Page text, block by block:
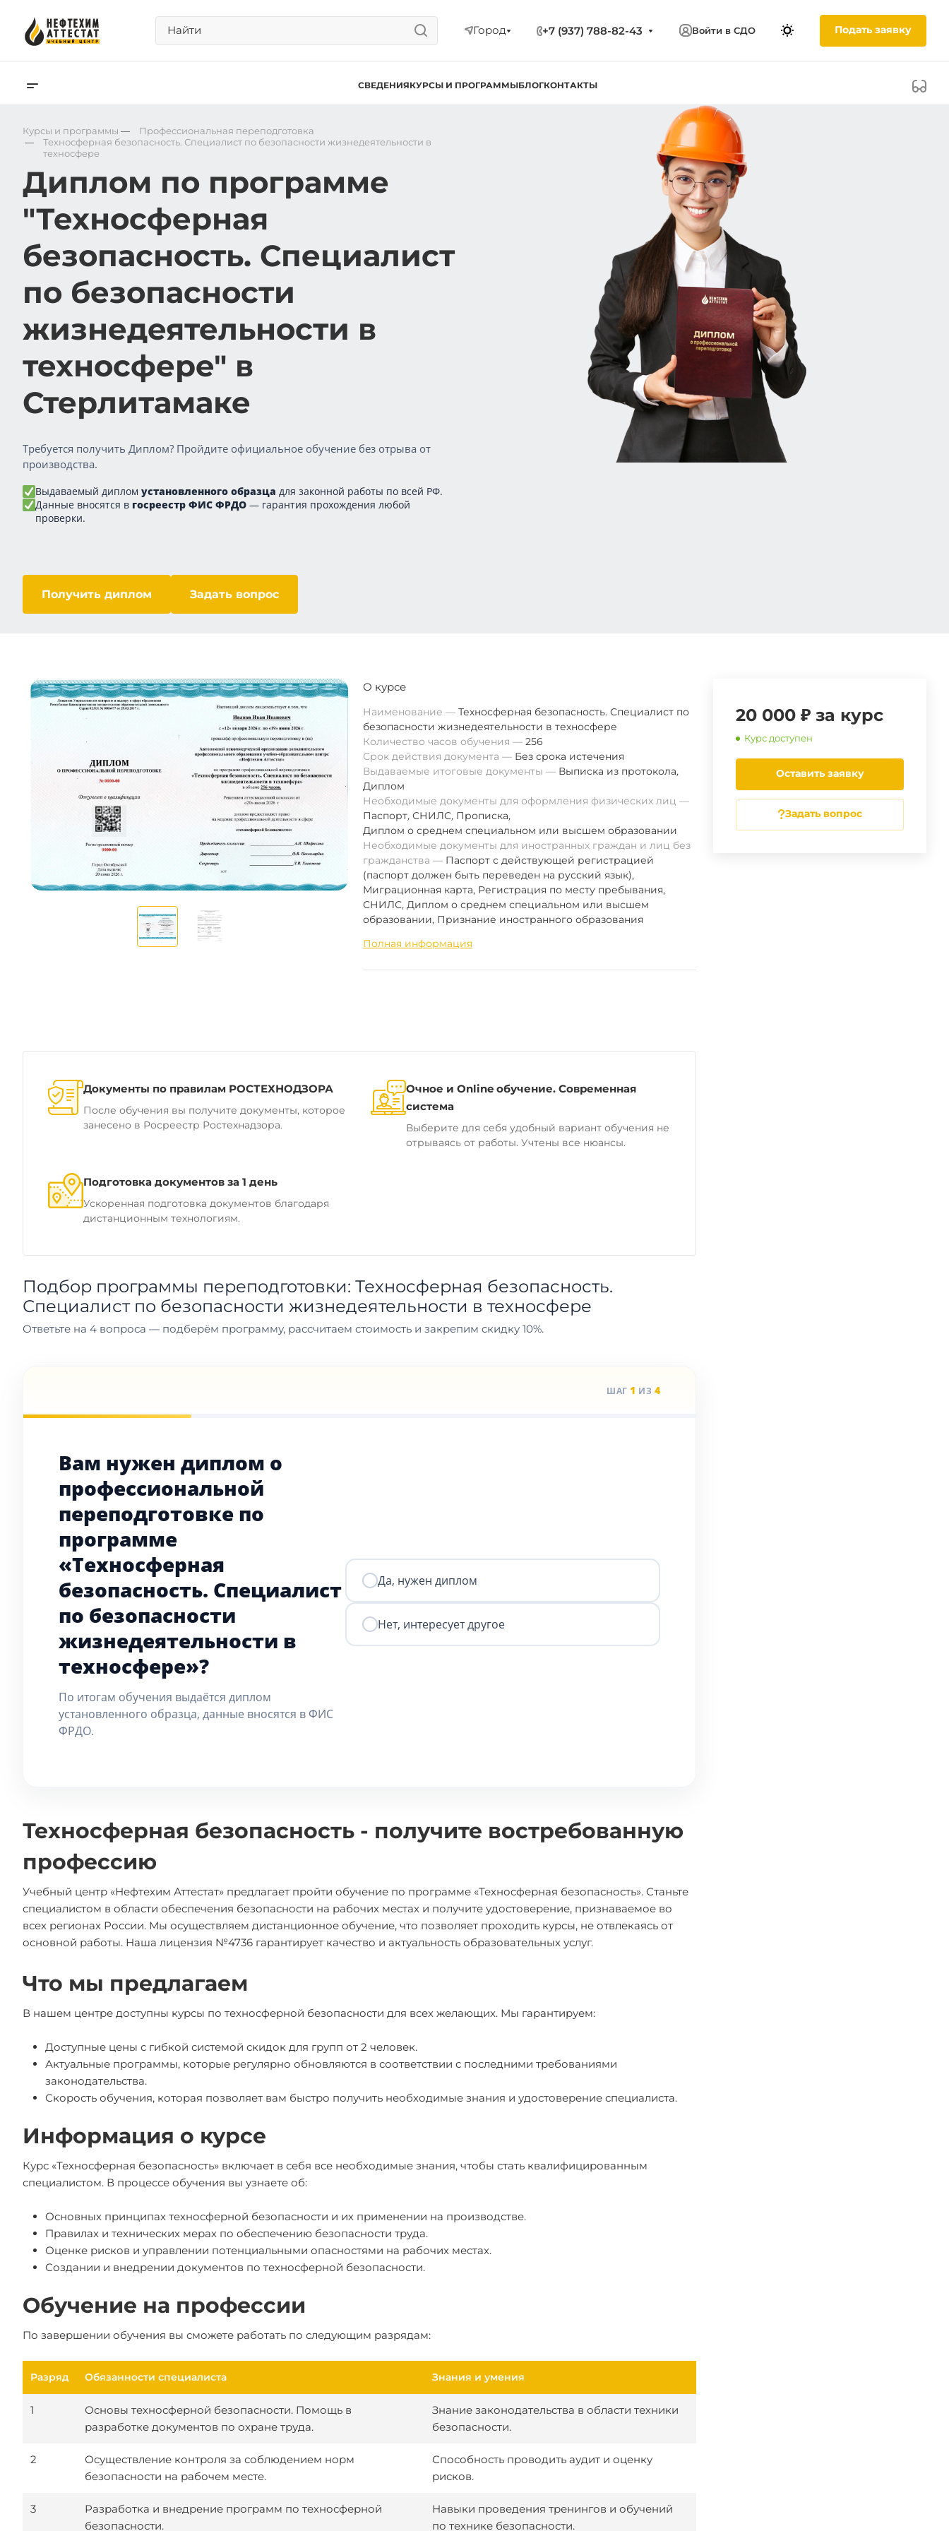
Город +7 (937) 788-82-43 Войти в СДО Подать заявку
СВЕДЕНИЯКУРСЫ И ПРОГРАММЫБЛОГКОНТАКТЫ
Курсы и программы —
Профессиональная переподготовка
—
Техносферная безопасность. Специалист по безопасности жизнедеятельности в
техносфере
Диплом по программе
"Техносферная
безопасность. Специалист
по безопасности
жизнедеятельности в
техносфере" в
Стерлитамаке
Требуется получить Диплом? Пройдите официальное обучение без отрыва от
производства.
Выдаваемый диплом установленного образца для законной работы по всей РФ.
Данные вносятся в госреестр ФИС ФРДО — гарантия прохождения любой
проверки.
Получить диплом Задать вопрос
20 000 ₽ за курс
Курс доступен
Оставить заявку
Задать вопрос
О курсе
Наименование
Техносферная безопасность. Специалист по
безопасности жизнедеятельности в техносфере
Количество часов обучения
256
Срок действия документа
Без срока истечения
Выдаваемые итоговые документы
Выписка из протокола,
Диплом
Необходимые документы для оформления физических лиц
Паспорт, СНИЛС, Прописка,
Диплом о среднем специальном или высшем образовании
Необходимые документы для иностранных граждан и лиц без
гражданства
Паспорт с действующей регистрацией
(паспорт должен быть переведен на русский язык),
Миграционная карта, Регистрация по месту пребывания,
СНИЛС, Диплом о среднем специальном или высшем
образовании, Признание иностранного образования
Полная информация
Документы по правилам РОСТЕХНОДЗОРА
После обучения вы получите документы, которое
занесено в Росреестр Ростехнадзора.
Очное и Online обучение. Современная
система
Выберите для себя удобный вариант обучения не
отрываясь от работы. Учтены все нюансы.
Подготовка документов за 1 день
Ускоренная подготовка документов благодаря
дистанционным технологиям.
Подбор программы переподготовки: Техносферная безопасность.
Специалист по безопасности жизнедеятельности в техносфере
Ответьте на 4 вопроса — подберём программу, рассчитаем стоимость и закрепим скидку 10%.
ШАГ 1 ИЗ 4
Вам нужен диплом о
профессиональной
переподготовке по
программе
«Техносферная
безопасность. Специалист
по безопасности
жизнедеятельности в
техносфере»?
По итогам обучения выдаётся диплом
установленного образца, данные вносятся в ФИС
ФРДО.
Да, нужен диплом
Нет, интересует другое
Техносферная безопасность - получите востребованную
профессию
Учебный центр «Нефтехим Аттестат» предлагает пройти обучение по программе «Техносферная безопасность». Станьте
специалистом в области обеспечения безопасности на рабочих местах и получите удостоверение, признаваемое во
всех регионах России. Мы осуществляем дистанционное обучение, что позволяет проходить курсы, не отвлекаясь от
основной работы. Наша лицензия №4736 гарантирует качество и актуальность образовательных услуг.
Что мы предлагаем
В нашем центре доступны курсы по техносферной безопасности для всех желающих. Мы гарантируем:
Доступные цены с гибкой системой скидок для групп от 2 человек.
Актуальные программы, которые регулярно обновляются в соответствии с последними требованиями
законодательства.
Скорость обучения, которая позволяет вам быстро получить необходимые знания и удостоверение специалиста.
Информация о курсе
Курс «Техносферная безопасность» включает в себя все необходимые знания, чтобы стать квалифицированным
специалистом. В процессе обучения вы узнаете об:
Основных принципах техносферной безопасности и их применении на производстве.
Правилах и технических мерах по обеспечению безопасности труда.
Оценке рисков и управлении потенциальными опасностями на рабочих местах.
Создании и внедрении документов по техносферной безопасности.
Обучение на профессии
По завершении обучения вы сможете работать по следующим разрядам:
Разряд Обязанности специалиста Знания и умения
1
Основы техносферной безопасности. Помощь в
разработке документов по охране труда.
Знание законодательства в области техники
безопасности.
2
Осуществление контроля за соблюдением норм
безопасности на рабочем месте.
Способность проводить аудит и оценку
рисков.
3
Разработка и внедрение программ по техносферной
безопасности.
Навыки проведения тренингов и обучений
по технике безопасности.